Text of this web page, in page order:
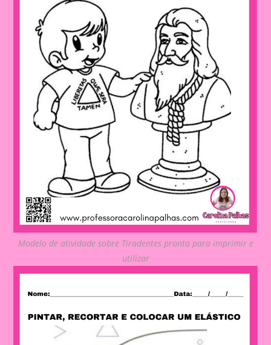
Modelo de atividade sobre Tiradentes pronta para imprimir e
utilizar